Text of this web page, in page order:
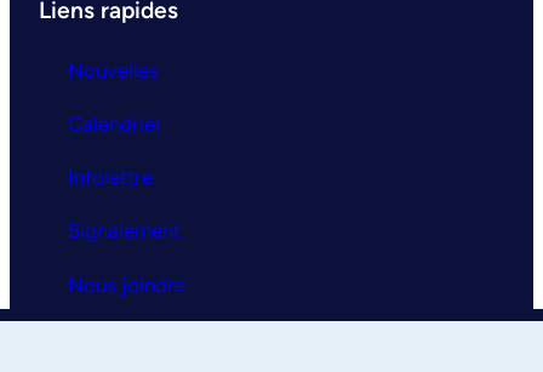
Liens rapides
Nouvelles
Calendrier
Infolettre
Signalement
Nous joindre